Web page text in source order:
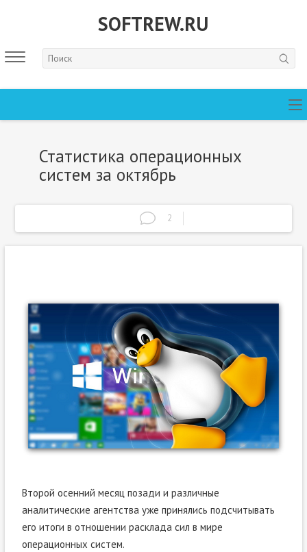
SOFTREW.RU
Статистика операционных
систем за октябрь
2
Второй осенний месяц позади и различные
аналитические агентства уже принялись подсчитывать
его итоги в отношении расклада сил в мире
операционных систем.